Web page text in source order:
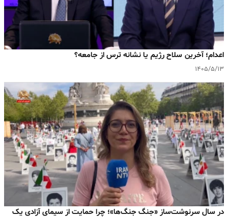
اعدام؛ آخرین سلاح رژیم یا نشانه ترس از جامعه؟
۱۴۰۵/۵/۱۳
در سال سرنوشت‌ساز «جنگ جنگ‌ها»؛ چرا حمایت از سیمای آزادی یک